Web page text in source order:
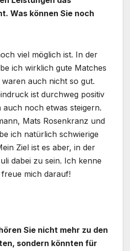
Was können Sie noch
viel möglich ist. In der
ich wirklich gute Matches
auch nicht so gut.
ist durchweg positiv
noch etwas steigern.
Mats Rosenkranz und
ich natürlich schwierige
Ziel ist es aber, in der
dabei zu sein. Ich kenne
mich darauf!
Sie nicht mehr zu den
sondern könnten für